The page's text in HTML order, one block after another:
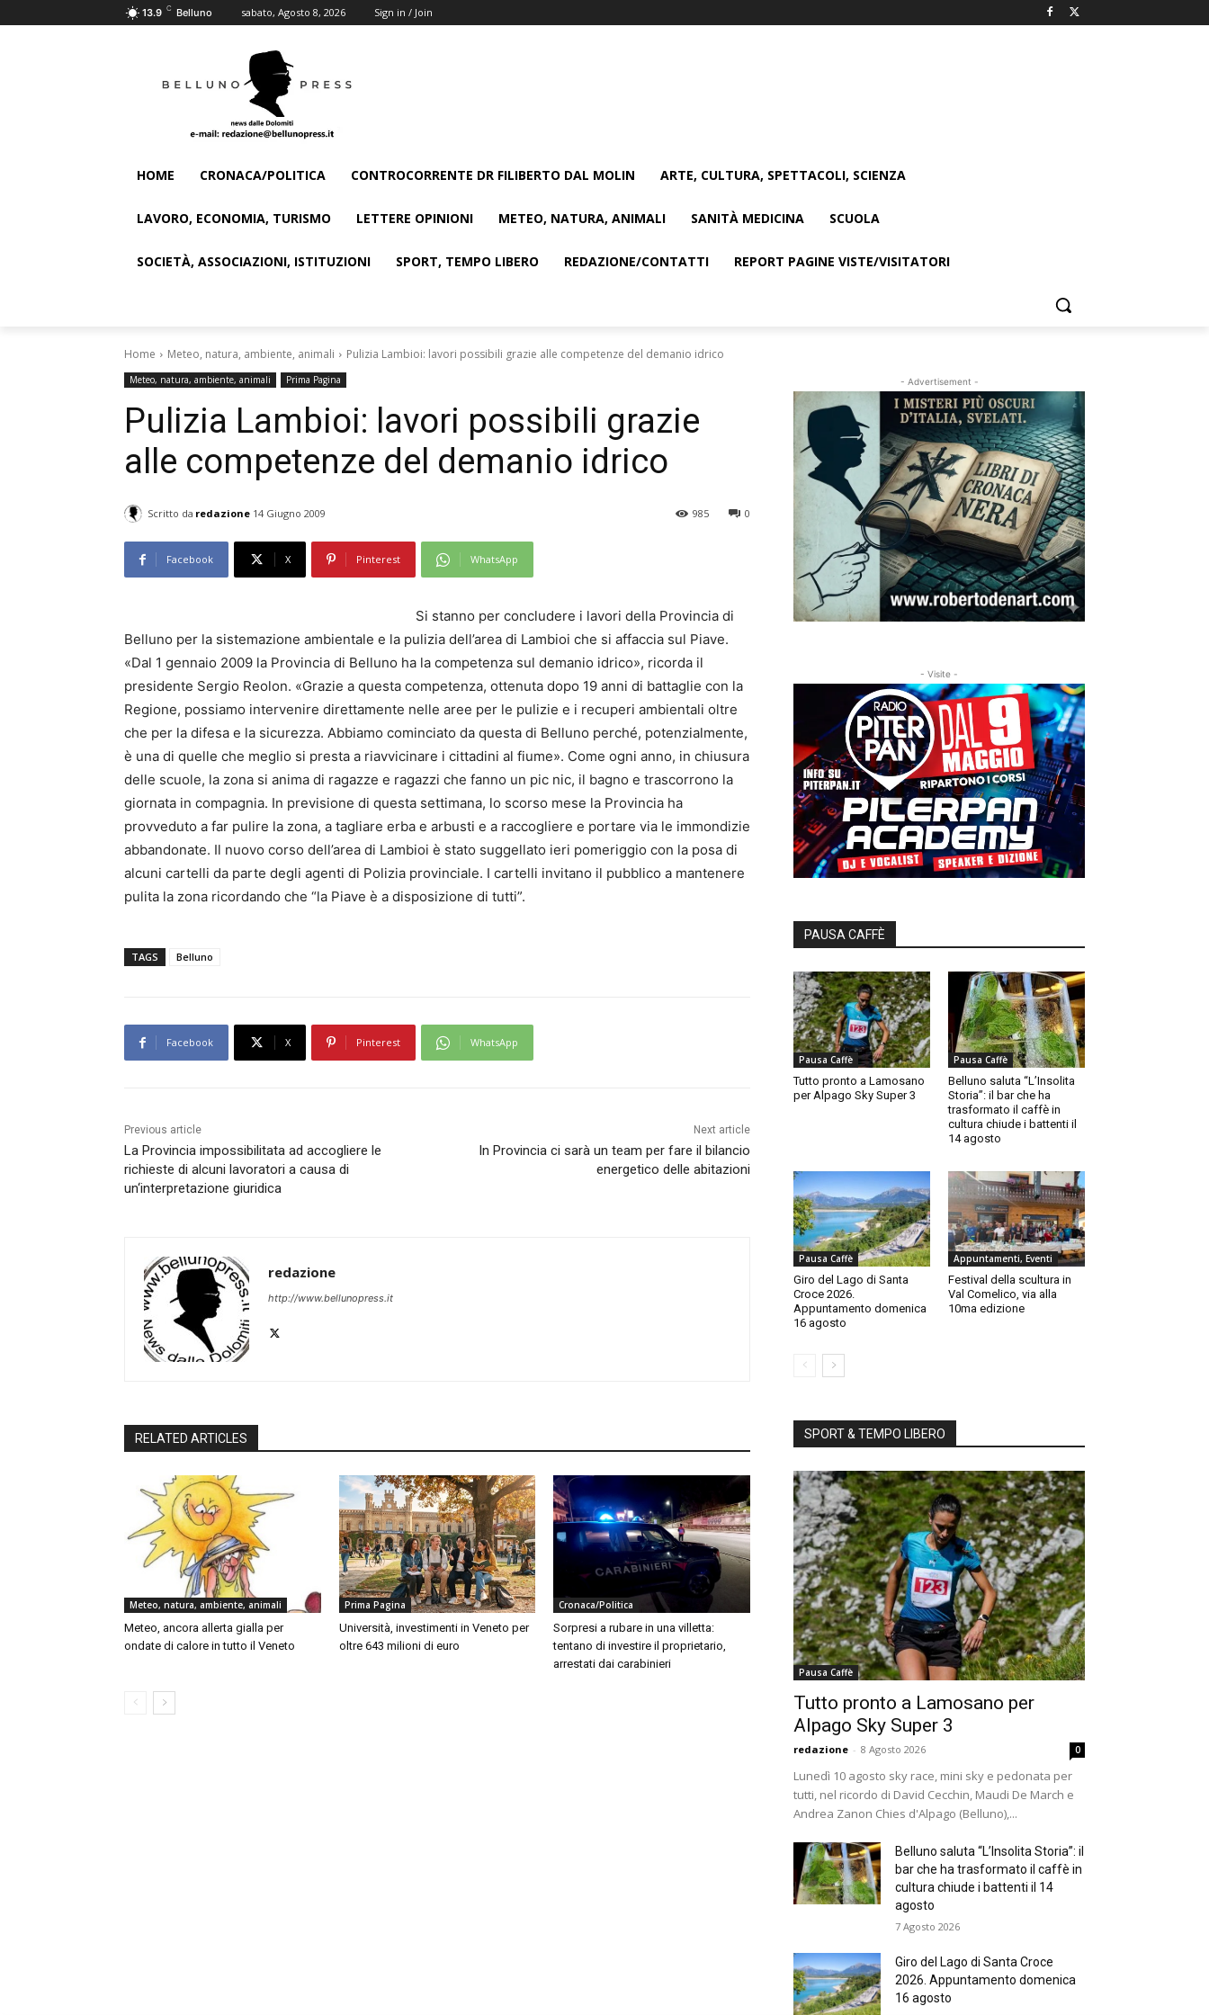
13.9 C Belluno sabato, Agosto 8, 2026 Sign in / Join
HOME CRONACA/POLITICA CONTROCORRENTE DR FILIBERTO DAL MOLIN ARTE, CULTURA, SPETTACOLI, SCIENZA
LAVORO, ECONOMIA, TURISMO LETTERE OPINIONI METEO, NATURA, ANIMALI SANITÀ MEDICINA SCUOLA
SOCIETÀ, ASSOCIAZIONI, ISTITUZIONI SPORT, TEMPO LIBERO REDAZIONE/CONTATTI REPORT PAGINE VISTE/VISITATORI
Home Meteo, natura, ambiente, animali Pulizia Lambioi: lavori possibili grazie alle competenze del demanio idrico
Meteo, natura, ambiente, animali Prima Pagina
Pulizia Lambioi: lavori possibili grazie
alle competenze del demanio idrico
Scritto da redazione 14 Giugno 2009 0
985
Facebook X Pinterest WhatsApp
Si stanno per concludere i lavori della Provincia di
Belluno per la sistemazione ambientale e la pulizia dell’area di Lambioi che si affaccia sul Piave.
«Dal 1 gennaio 2009 la Provincia di Belluno ha la competenza sul demanio idrico», ricorda il
presidente Sergio Reolon. «Grazie a questa competenza, ottenuta dopo 19 anni di battaglie con la
Regione, possiamo intervenire direttamente nelle aree per le pulizie e i recuperi ambientali oltre
che per la difesa e la sicurezza. Abbiamo cominciato da questa di Belluno perché, potenzialmente,
è una di quelle che meglio si presta a riavvicinare i cittadini al fiume». Come ogni anno, in chiusura
delle scuole, la zona si anima di ragazze e ragazzi che fanno un pic nic, il bagno e trascorrono la
giornata in compagnia. In previsione di questa settimana, lo scorso mese la Provincia ha
provveduto a far pulire la zona, a tagliare erba e arbusti e a raccogliere e portare via le immondizie
abbandonate. Il nuovo corso dell’area di Lambioi è stato suggellato ieri pomeriggio con la posa di
alcuni cartelli da parte degli agenti di Polizia provinciale. I cartelli invitano il pubblico a mantenere
pulita la zona ricordando che “la Piave è a disposizione di tutti”.
TAGS Belluno
Facebook X Pinterest WhatsApp
Previous article
La Provincia impossibilitata ad accogliere le
richieste di alcuni lavoratori a causa di
un‘interpretazione giuridica
Next article
In Provincia ci sarà un team per fare il bilancio
energetico delle abitazioni
redazione
http://www.bellunopress.it
RELATED ARTICLES
Meteo, natura, ambiente, animali
Meteo, ancora allerta gialla per
ondate di calore in tutto il Veneto
Prima Pagina
Università, investimenti in Veneto per
oltre 643 milioni di euro
Cronaca/Politica
Sorpresi a rubare in una villetta:
tentano di investire il proprietario,
arrestati dai carabinieri
- Advertisement -
- Visite -
PAUSA CAFFÈ
Pausa Caffè
Tutto pronto a Lamosano
per Alpago Sky Super 3
Pausa Caffè
Belluno saluta “L’Insolita
Storia”: il bar che ha
trasformato il caffè in
cultura chiude i battenti il
14 agosto
Pausa Caffè
Giro del Lago di Santa
Croce 2026.
Appuntamento domenica
16 agosto
Appuntamenti, Eventi
Festival della scultura in
Val Comelico, via alla
10ma edizione
SPORT & TEMPO LIBERO
Pausa Caffè
Tutto pronto a Lamosano per
Alpago Sky Super 3
redazione - 8 Agosto 2026 0
Lunedì 10 agosto sky race, mini sky e pedonata per
tutti, nel ricordo di David Cecchin, Maudi De March e
Andrea Zanon Chies d'Alpago (Belluno),...
Belluno saluta “L’Insolita Storia”: il
bar che ha trasformato il caffè in
cultura chiude i battenti il 14
agosto
7 Agosto 2026
Giro del Lago di Santa Croce
2026. Appuntamento domenica
16 agosto